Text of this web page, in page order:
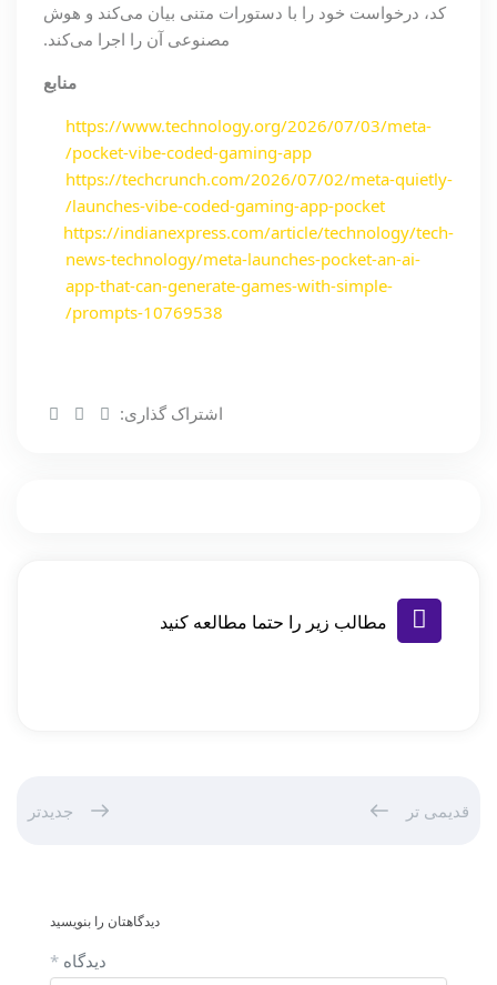
کد، درخواست خود را با دستورات متنی بیان می‌کند و هوش
مصنوعی آن را اجرا می‌کند.
منابع
https://www.technology.org/2026/07/03/meta-
pocket-vibe-coded-gaming-app/
https://techcrunch.com/2026/07/02/meta-quietly-
launches-vibe-coded-gaming-app-pocket/
https://indianexpress.com/article/technology/tech-
news-technology/meta-launches-pocket-an-ai-
app-that-can-generate-games-with-simple-
prompts-10769538/
اشتراک گذاری:
مطالب زیر را حتما مطالعه کنید
قدیمی تر جدیدتر
دیدگاهتان را بنویسید
دیدگاه *